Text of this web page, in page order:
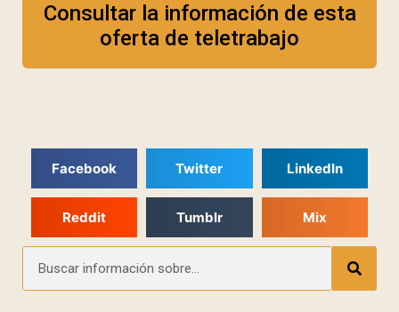
Consultar la información de esta
oferta de teletrabajo
Facebook Twitter LinkedIn
Reddit Tumblr Mix